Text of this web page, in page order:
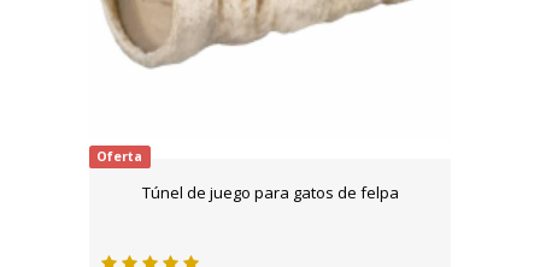
Oferta
Túnel de juego para gatos de felpa